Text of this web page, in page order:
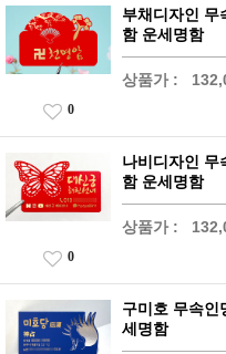
부채디자인 무
함 운세명함
상품가 :
0
나비디자인 무
함 운세명함
상품가 :
0
구미호 무속인
세명함